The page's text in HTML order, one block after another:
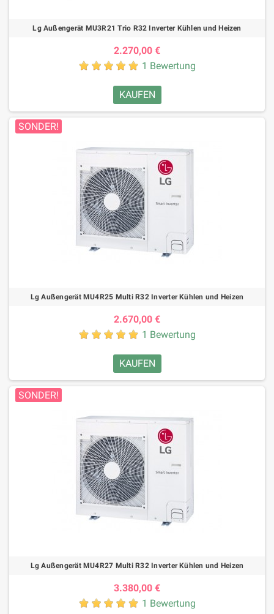
Lg Außengerät MU3R21 Trio R32 Inverter Kühlen und Heizen
2.270,00 €
1 Bewertung
KAUFEN
SONDER!
Lg Außengerät MU4R25 Multi R32 Inverter Kühlen und Heizen
2.670,00 €
1 Bewertung
KAUFEN
SONDER!
Lg Außengerät MU4R27 Multi R32 Inverter Kühlen und Heizen
3.380,00 €
1 Bewertung